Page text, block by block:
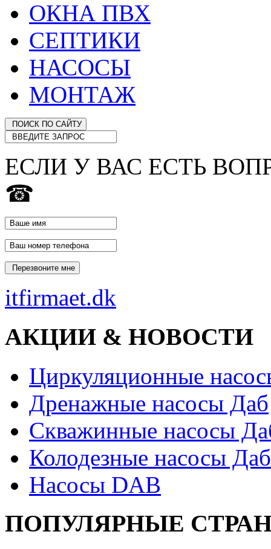
ОКНА ПВХ
СЕПТИКИ
НАСОСЫ
МОНТАЖ
ЕСЛИ У ВАС ЕСТЬ
☎
itfirmaet.dk
АКЦИИ & НОВОСТИ
Циркуляционные
Дренажные насосы Даб
Скважинные насосы
Колодезные насосы Даб
Насосы DAB
ПОПУЛЯРНЫЕ